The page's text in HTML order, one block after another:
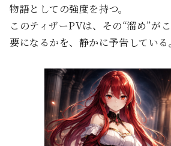
物語としての強度を持つ。
このティザーPVは、その“溜め”が
要になるかを、静かに予告している